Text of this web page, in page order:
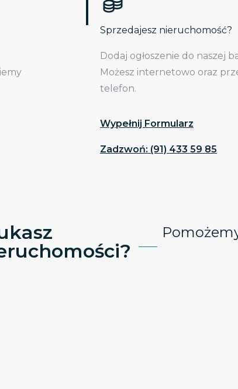
Sprzedajesz nieruchomość?
Dodaj ogłoszenie do naszej
Możesz internetowo oraz
telefon.
Wypełnij Formularz
Zadzwoń: (91) 433 59 85